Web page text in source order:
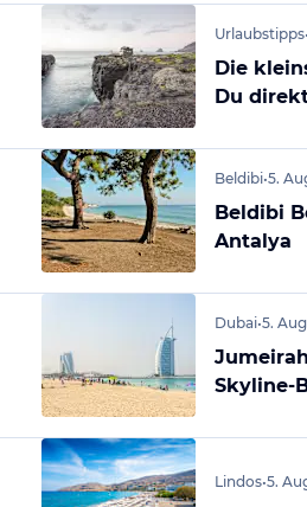
Urlaubstipps•
Die
Du
Beldibi•5.
Beldibi
Antalya
Dubai•5.
Skyline-
Lindos•5.